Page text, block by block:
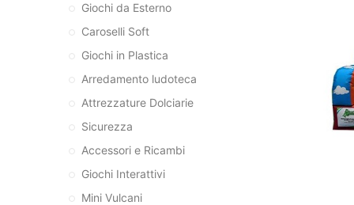
Giochi da Esterno
Caroselli Soft
Giochi in Plastica
Arredamento ludoteca
Attrezzature Dolciarie
Sicurezza
Accessori e Ricambi
Giochi Interattivi
Mini Vulcani